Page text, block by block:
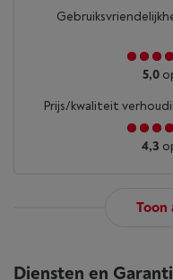
5,0
Prijs/kwaliteit
4,3
Toon
Diensten en